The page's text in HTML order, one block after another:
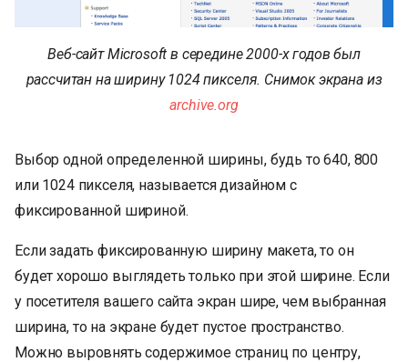
Веб-сайт Microsoft в середине 2000-х годов был
рассчитан на ширину 1024 пикселя. Снимок экрана из
archive.org
Выбор одной определенной ширины, будь то 640, 800
или 1024 пикселя, называется дизайном с
фиксированной шириной.
Если задать фиксированную ширину макета, то он
будет хорошо выглядеть только при этой ширине. Если
у посетителя вашего сайта экран шире, чем выбранная
ширина, то на экране будет пустое пространство.
Можно выровнять содержимое страниц по центру,